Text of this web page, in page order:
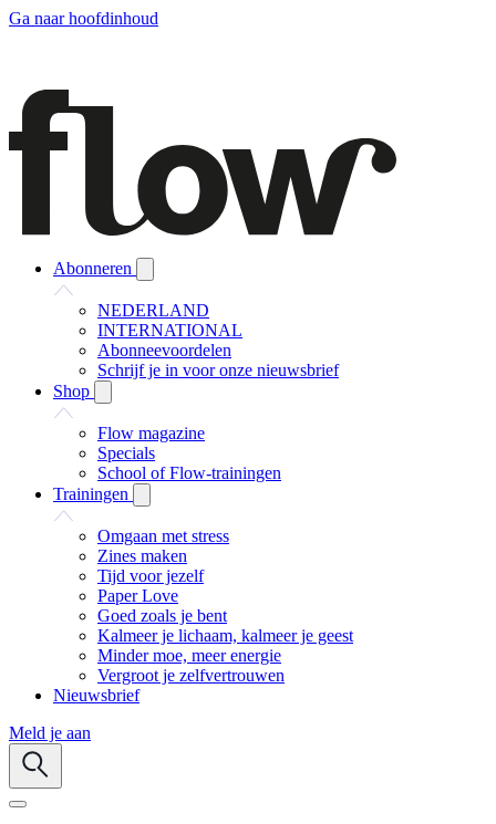
Ga naar hoofdinhoud
Abonneren
NEDERLAND
INTERNATIONAL
Abonneevoordelen
Schrijf je in voor onze nieuwsbrief
Shop
Flow magazine
Specials
School of Flow-trainingen
Trainingen
Omgaan met stress
Zines maken
Tijd voor jezelf
Paper Love
Goed zoals je bent
Kalmeer je lichaam, kalmeer je geest
Minder moe, meer energie
Vergroot je zelfvertrouwen
Nieuwsbrief
Meld je aan